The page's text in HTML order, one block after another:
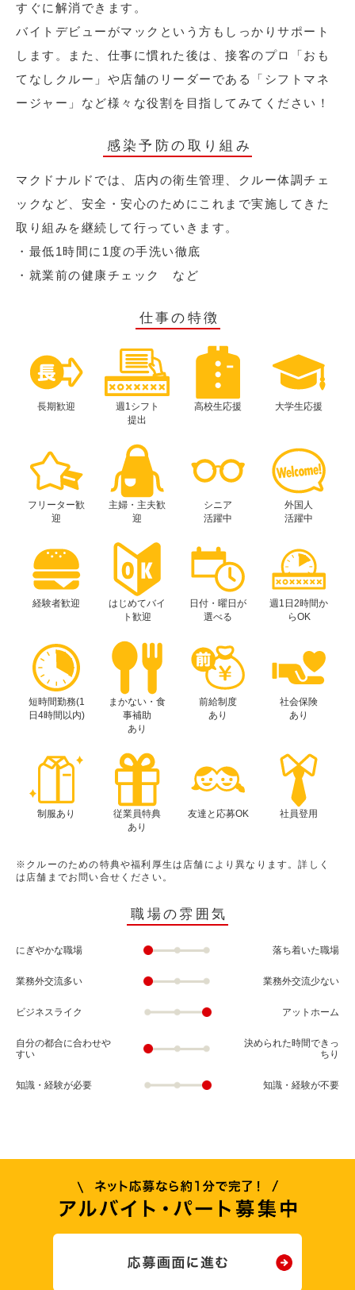
すぐに解消できます。
バイトデビューがマックという方もしっかりサポート
します。また、仕事に慣れた後は、接客のプロ「おも
てなしクルー」や店舗のリーダーである「シフトマネ
ージャー」など様々な役割を目指してみてください！
感染予防の取り組み
マクドナルドでは、店内の衛生管理、クルー体調チェ
ックなど、安全・安心のためにこれまで実施してきた
取り組みを継続して行っていきます。
・最低1時間に1度の手洗い徹底
・就業前の健康チェック など
仕事の特徴
長期歓迎
週1シフト
提出
高校生応援 大学生応援
フリーター歓
迎
主婦・主夫歓
迎
シニア
活躍中
外国人
活躍中
経験者歓迎
はじめてバイ
ト歓迎
日付・曜日が
選べる
週1日2時間か
らOK
短時間勤務(1
日4時間以内)
まかない・食
事補助
あり
前給制度
あり
社会保険
あり
制服あり
従業員特典
あり
友達と応募OK 社員登用
※クルーのための特典や福利厚生は店舗により異なります。詳しく
は店舗までお問い合せください。
職場の雰囲気
にぎやかな職場 落ち着いた職場
業務外交流多い 業務外交流少ない
ビジネスライク アットホーム
自分の都合に合わせや
すい
決められた時間できっ
ちり
知識・経験が必要 知識・経験が不要